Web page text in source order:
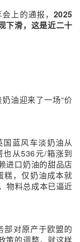
上的通报， 2025
下滑，这是近二十
油迎来了一场“价
国蓝风车淡奶油从
从536元/箱涨到
进口奶油的甜品店
糕，仅奶油成本就
物料总成本已逼近
部对原产于欧盟的